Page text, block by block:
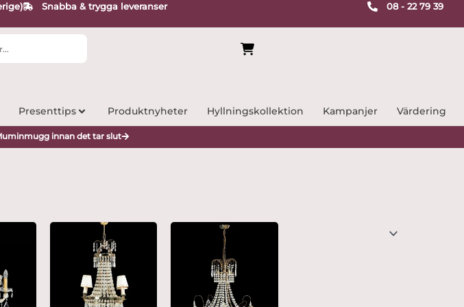
Snabba & trygga leveranser 08 - 22 79 39
Presenttips Produktnyheter Hyllningskollektion Kampanjer Värdering
innan det tar slut